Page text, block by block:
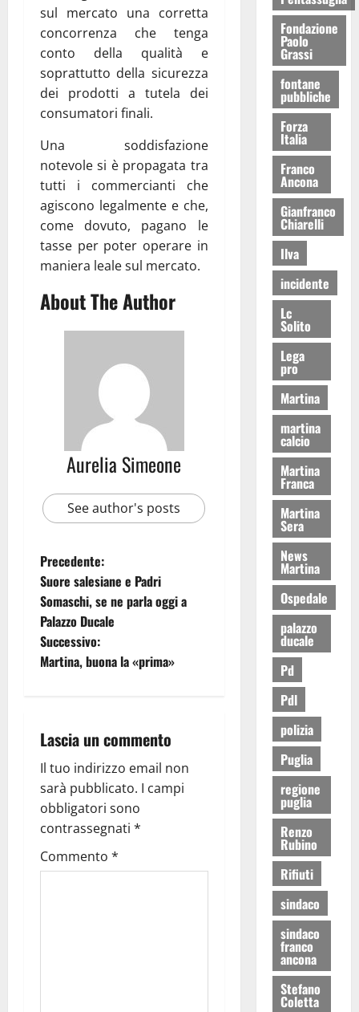
sul mercato una corretta
concorrenza che tenga
conto della qualità e
soprattutto della sicurezza
dei prodotti a tutela dei
consumatori finali.
Una soddisfazione
notevole si è propagata tra
tutti i commercianti che
agiscono legalmente e che,
come dovuto, pagano le
tasse per poter operare in
maniera leale sul mercato.
About The Author
Aurelia Simeone
See author's posts
Precedente:
Suore salesiane e Padri
Somaschi, se ne parla oggi a
Palazzo Ducale
Successivo:
Martina, buona la «prima»
Lascia un commento
Il tuo indirizzo email non
sarà pubblicato. I campi
obbligatori sono
contrassegnati *
Commento *
Fondazione
Paolo
Grassi
fontane
pubbliche
Forza
Italia
Franco
Ancona
Gianfranco
Chiarelli
Ilva
incidente
Lc
Solito
Lega
pro
Martina
martina
calcio
Martina
Franca
Martina
Sera
News
Martina
Ospedale
palazzo
ducale
Pd
Pdl
polizia
Puglia
regione
puglia
Renzo
Rubino
Rifiuti
sindaco
sindaco
franco
ancona
Stefano
Coletta